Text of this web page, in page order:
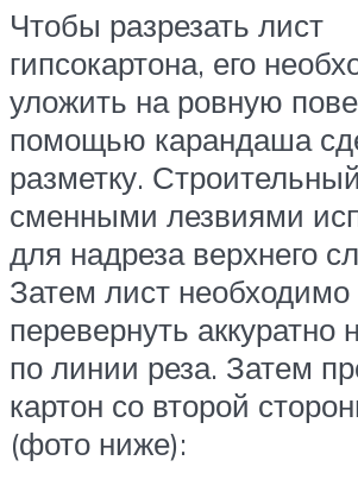
Чтобы разрезать лист
гипсокартона, его
уложить на ровную
помощью карандаша
разметку.
сменными лезвиями
для надреза верхнего
Затем лист необходимо
перевернуть аккуратно
по линии реза. Затем
картон со второй
(фото ниже):